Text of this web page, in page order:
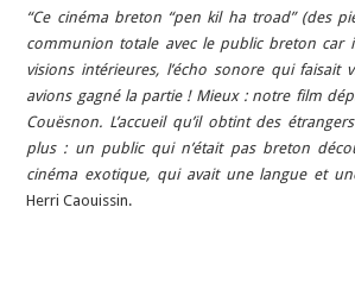
“Ce cinéma breton “pen kil ha troad” (des
communion totale avec le public breton car
visions intérieures, l’écho sonore qui faisait
avions gagné la partie ! Mieux : notre film
Couësnon. L’accueil qu’il obtint des
plus : un public qui n’était pas breton
cinéma exotique, qui avait une langue et
Herri Caouissin.